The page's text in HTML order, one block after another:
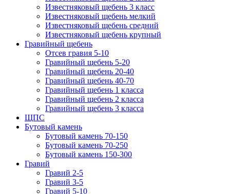
Известняковый щебень 3 класс
Известняковый щебень мелкий
Известняковый щебень средний
Известняковый щебень крупный
Гравийный щебень
Отсев гравия 5-10
Гравийный щебень 5-20
Гравийный щебень 20-40
Гравийный щебень 40-70
Гравийный щебень 1 класса
Гравийный щебень 2 класса
Гравийный щебень 3 класса
ЩПС
Бутовый камень
Бутовый камень 70-150
Бутовый камень 70-250
Бутовый камень 150-300
Гравий
Гравий 2-5
Гравий 3-5
Гравий 5-10